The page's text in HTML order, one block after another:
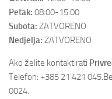
Petak: 08:00-15:00
Subota: ZATVORENO
Nedjelja: ZATVORENO
Ako želite kontaktirati
Telefon: +385 21 421
0024.